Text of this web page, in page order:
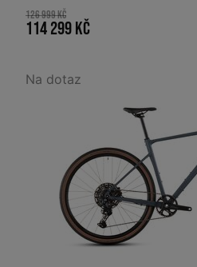
126 999 Kč
114 299 Kč
Na dotaz